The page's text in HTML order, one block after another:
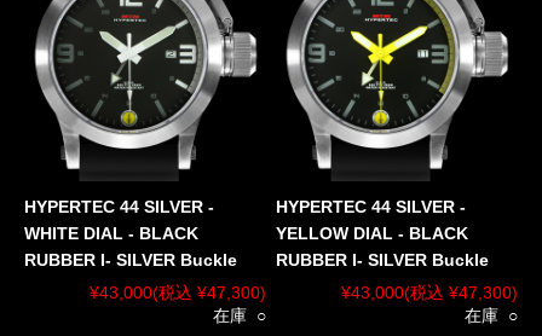
HYPERTEC 44 SILVER -
WHITE DIAL - BLACK
RUBBER I- SILVER Buckle
¥43,000(税込 ¥47,300)
在庫 ○
HYPERTEC 44 SILVER -
YELLOW DIAL - BLACK
RUBBER I- SILVER Buckle
¥43,000(税込 ¥47,300)
在庫 ○